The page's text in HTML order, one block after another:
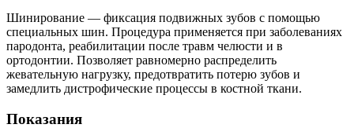
Шинирование — фиксация подвижных зубов с помощью
специальных шин. Процедура применяется при заболеваниях
пародонта, реабилитации после травм челюсти и в
ортодонтии. Позволяет равномерно распределить
жевательную нагрузку, предотвратить потерю зубов и
замедлить дистрофические процессы в костной ткани.
Показания